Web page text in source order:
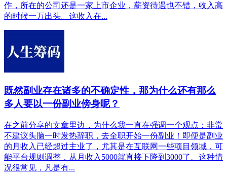
作，所在的公司还是一家上市企业，薪资待遇也不错，收入高
的时候一万出头。这收入在...
既然副业存在诸多的不确定性，那为什么还有那么
多人要以一份副业傍身呢？
在之前分享的文章里边，为什么我一直在强调一个观点：非常
不建议头脑一时发热辞职，去全职开始一份副业！即便是副业
的月收入已经超过主业了，尤其是在互联网一些项目领域，可
能平台规则调整，从月收入5000就直接下降到3000了。这种情
况很常见，凡是有...